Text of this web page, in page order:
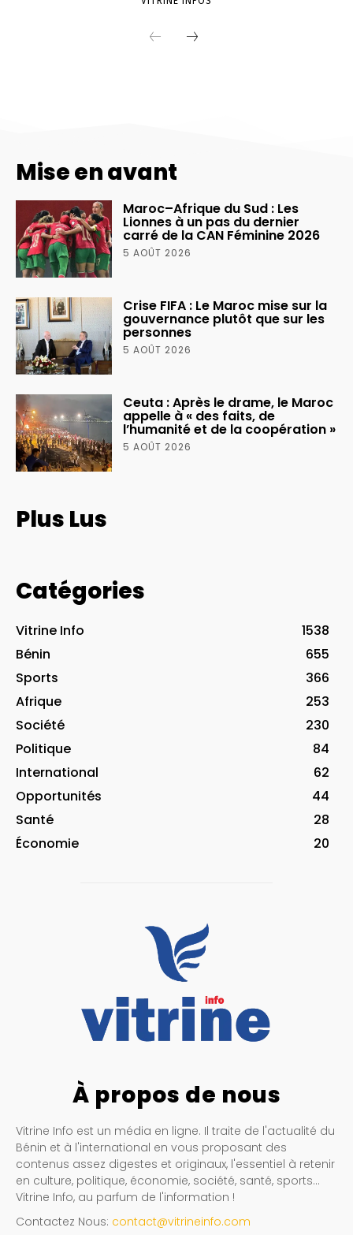
Mise en avant
Maroc–Afrique du Sud : Les
Lionnes à un pas du dernier
carré de la CAN Féminine 2026
5 AOÛT 2026
Crise FIFA : Le Maroc mise sur la
gouvernance plutôt que sur les
personnes
5 AOÛT 2026
Ceuta : Après le drame, le Maroc
appelle à « des faits, de
l’humanité et de la coopération »
5 AOÛT 2026
Plus Lus
Catégories
Vitrine Info
1538
Bénin
655
Sports
366
Afrique
253
Société
230
Politique
84
International
62
Opportunités
44
Santé
28
Économie
20
À propos de nous
Vitrine Info est un média en ligne. Il traite de l'actualité du
Bénin et à l'international en vous proposant des
contenus assez digestes et originaux, l'essentiel à retenir
en culture, politique, économie, société, santé, sports…
Vitrine Info, au parfum de l'information !
Contactez Nous: contact@vitrineinfo.com